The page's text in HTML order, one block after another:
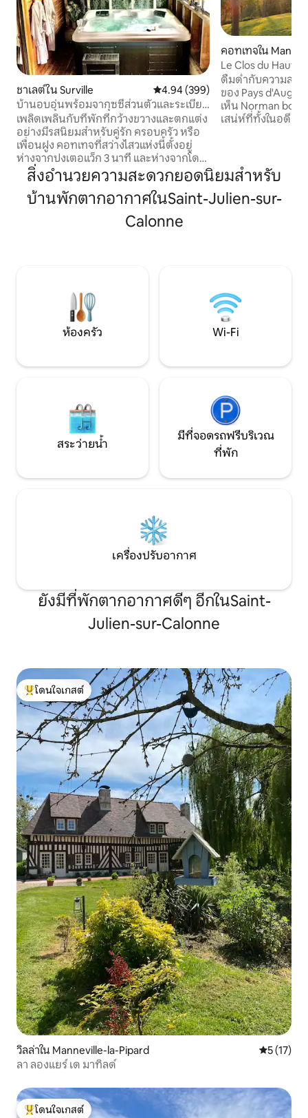
ชาเลต์ใน Surville คะแนนเฉลี่ย 4.94 จาก 5, 399 รีวิว
4.94 (399)
บ้านอบอุ่นพร้อมจากุซซี่ส่วนตัวและระเบียง
ทิศใต้
เพลิดเพลินกับที่พักที่กว้างขวางและตกแต่ง
อย่างมีรสนิยมสำหรับคู่รัก ครอบครัว หรือ
เพื่อนฝูง คอทเทจที่สว่างไสวแห่งนี้ตั้งอยู่
ห่างจากปงเตอแว็ก 3 นาที และห่างจากโดวิ
ลล์ ทรูวิลล์ และอองเฟลอร์ 15 นาที มีทางเข้า
ส่วนตัวโดยตรงไปยังพื้นที่พักผ่อนที่มี
หลังคาและมีจากุซซี่พร้อมเครื่องฉายวิดีโอ
ระเบียงกลางแจ้งที่มีอุปกรณ์ครบครัน (ห้อง
คอทเทจใน
Le Clos du Haut
ดื่มด่ำกับความสง่างามใน
ของ Pays d'Auge
เห็น Norman
เสน่ห์ที่ทั้งในอดีตและปัจจุ
ใกล้สถานที่ท่องเ
เพลิดเพลินกับที่พั
ความสะดวกครบ
สิ่งอำนวยความสะดวกยอดนิยมสำหรับ
บ้านพักตากอากาศในSaint-Julien-sur-
Calonne
ห้องครัว Wi-Fi
สระว่ายน้ำ
มีที่จอดรถฟรีบริเวณ
ที่พัก
เครื่องปรับอากาศ
ยังมีที่พักตากอากาศดีๆ อีกในSaint-
Julien-sur-Calonne
โดนใจเกสต์ที่สุด
โดนใจเกสต์
วิลล่าใน Manneville-la-Pipard คะแนนเฉลี่
5 (17)
ลา ลองแยร์ เด มาทิลด์
โดนใจเกสต์